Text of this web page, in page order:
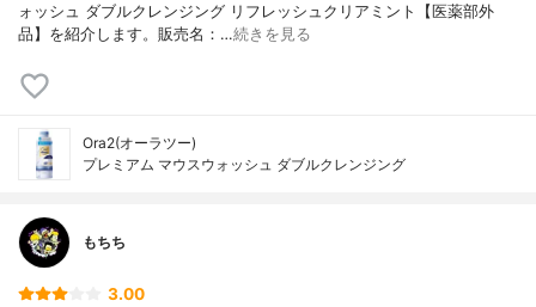
ォッシュ ダブルクレンジング リフレッシュクリアミント【医薬部外
品】を紹介します。販売名：…続きを見る
Ora2(オーラツー)
プレミアム マウスウォッシュ ダブルクレンジング
もちち
3.00